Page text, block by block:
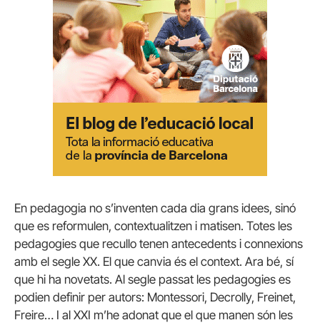
En pedagogia no s’inventen cada dia grans idees, sinó
que es reformulen, contextualitzen i matisen. Totes les
pedagogies que recullo tenen antecedents i connexions
amb el segle XX. El que canvia és el context. Ara bé, sí
que hi ha novetats. Al segle passat les pedagogies es
podien definir per autors: Montessori, Decrolly, Freinet,
Freire… I al XXI m’he adonat que el que manen són les